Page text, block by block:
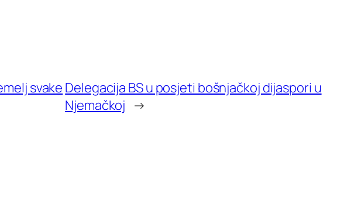
svake Delegacija BS u posjeti bošnjačkoj dijaspori u
Njemačkoj →